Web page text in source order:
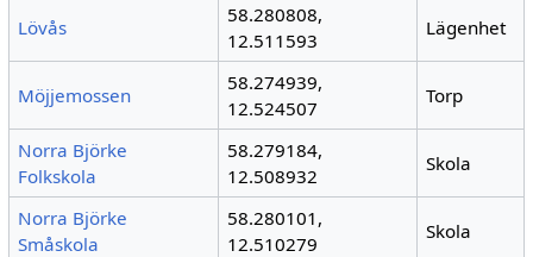
Lövås
58.280808,
12.511593
Lägenhet
Möjjemossen
58.274939,
12.524507
Torp
Norra Björke
Folkskola
58.279184,
12.508932
Skola
Norra Björke
Småskola
58.280101,
12.510279
Skola